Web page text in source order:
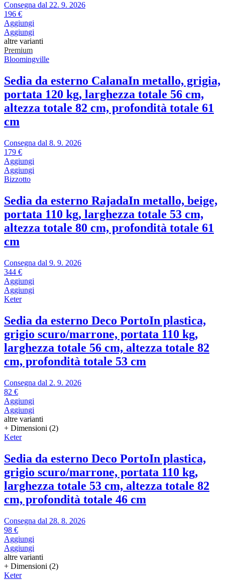
Consegna dal 22. 9. 2026
196 €
Aggiungi
Aggiungi
altre varianti
Premium
Bloomingville
Sedia da esterno CalanaIn metallo, grigia,
portata 120 kg, larghezza totale 56 cm,
altezza totale 82 cm, profondità totale 61
cm
Consegna dal 8. 9. 2026
179 €
Aggiungi
Aggiungi
Bizzotto
Sedia da esterno RajadaIn metallo, beige,
portata 110 kg, larghezza totale 53 cm,
altezza totale 80 cm, profondità totale 61
cm
Consegna dal 9. 9. 2026
344 €
Aggiungi
Aggiungi
Keter
Sedia da esterno Deco PortoIn plastica,
grigio scuro/marrone, portata 110 kg,
larghezza totale 56 cm, altezza totale 82
cm, profondità totale 53 cm
Consegna dal 2. 9. 2026
82 €
Aggiungi
Aggiungi
altre varianti
+ Dimensioni (2)
Keter
Sedia da esterno Deco PortoIn plastica,
grigio scuro/marrone, portata 110 kg,
larghezza totale 53 cm, altezza totale 82
cm, profondità totale 46 cm
Consegna dal 28. 8. 2026
98 €
Aggiungi
Aggiungi
altre varianti
+ Dimensioni (2)
Keter